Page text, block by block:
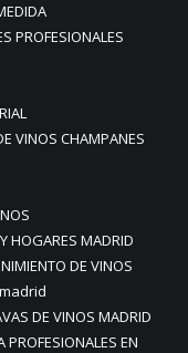
PROFESIONALES
VINOS CHAMPANES
HOGARES MADRID
DE VINOS
DE VINOS MADRID
EN